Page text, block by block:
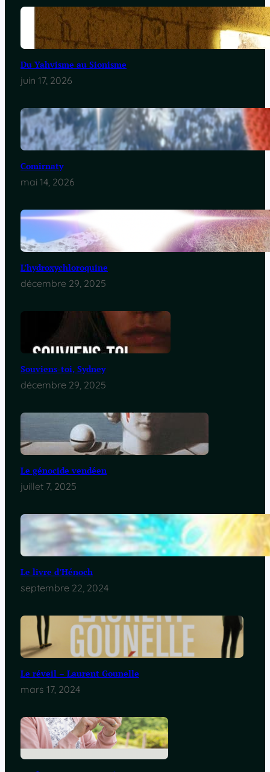
Du Yahvisme au Sionisme
juin 17, 2026
Comirnaty
mai 14, 2026
L’hydroxychloroquine
décembre 29, 2025
Souviens-toi, Sydney
décembre 29, 2025
Le génocide vendéen
juillet 7, 2025
Le livre d’Hénoch
septembre 22, 2024
Le réveil – Laurent Gounelle
mars 17, 2024